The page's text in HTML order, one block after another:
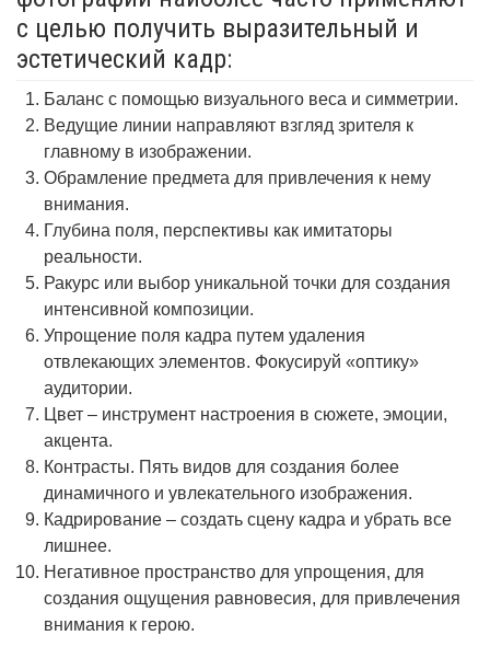
с целью получить выразительный и
эстетический кадр:
Баланс с помощью визуального веса и симметрии.
Ведущие линии направляют взгляд зрителя к
главному в изображении.
Обрамление предмета для привлечения к нему
внимания.
Глубина поля, перспективы как имитаторы
реальности.
Ракурс или выбор уникальной точки для создания
интенсивной композиции.
Упрощение поля кадра путем удаления
отвлекающих элементов. Фокусируй «оптику»
аудитории.
Цвет – инструмент настроения в сюжете, эмоции,
акцента.
Контрасты. Пять видов для создания более
динамичного и увлекательного изображения.
Кадрирование – создать сцену кадра и убрать все
лишнее.
Негативное пространство для упрощения, для
создания ощущения равновесия, для привлечения
внимания к герою.